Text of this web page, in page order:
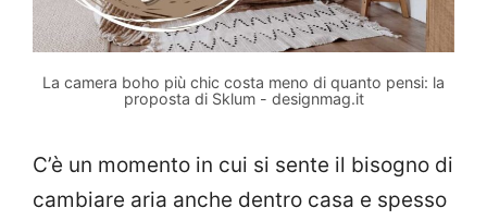
La camera boho più chic costa meno di quanto pensi: la
proposta di Sklum - designmag.it
C’è un momento in cui si sente il bisogno di
cambiare aria anche dentro casa e spesso